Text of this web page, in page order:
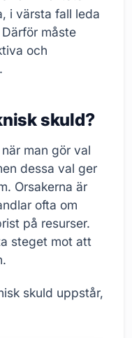
i värsta fall leda
måste
och
skuld?
man gör val
dessa val ger
Orsakerna är
ofta om
på resurser.
steget mot att
skuld uppstår,